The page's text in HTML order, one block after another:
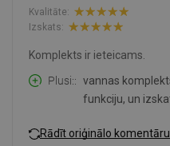
Kvalitāte:
Izskats:
Komplekts ir ieteicams.
Plusi:
vannas
funkciju, un
Rādīt oriģinālo komentāru